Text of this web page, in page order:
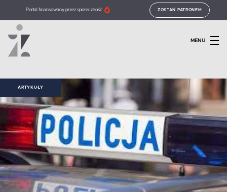
Portal finansowany przez społeczność ZOSTAŃ PATRONEM
MENU
ARTYKUŁY